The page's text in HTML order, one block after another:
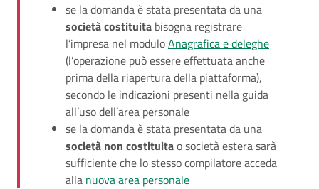
se la domanda è stata presentata da una
società costituita bisogna registrare
l’impresa nel moduloAnagrafica e deleghe
(l’operazione può essere effettuata anche
prima della riapertura della piattaforma),
secondo le indicazioni presenti nella guida
all’uso dell’area personale
se la domanda è stata presentata da una
società non costituitao società estera sarà
sufficiente che lo stesso compilatore acceda
alla nuova area personale